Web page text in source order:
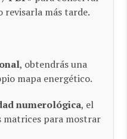
más tarde.
, obtendrás una
mapa energético.
numerológica, el
matrices para mostrar